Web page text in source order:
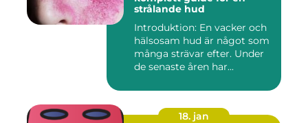
strålande hud
Introduktion: En vacker och
hälsosam hud är något som
många strävar efter. Under
de senaste åren har...
18. jan